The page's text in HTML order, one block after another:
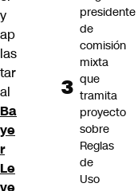
y
ap
las
tar
al
Ba
ye
r
Le
presidente
de
comisión
mixta
que
tramita
proyecto
sobre
Reglas
de
Uso